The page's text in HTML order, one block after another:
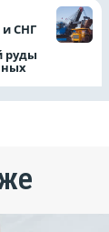
СНГ
руды